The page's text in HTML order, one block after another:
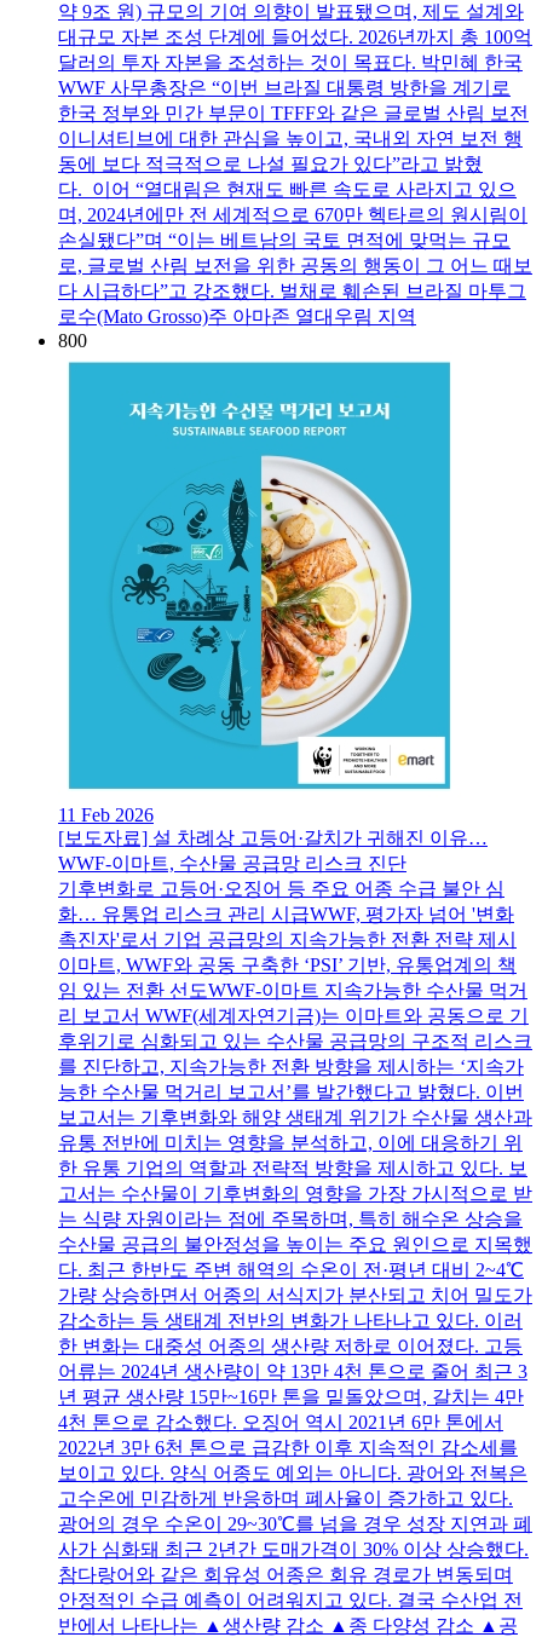
약 9조 원) 규모의 기여 의향이 발표됐으며, 제도 설계와
대규모 자본 조성 단계에 들어섰다. 2026년까지 총 100억
달러의 투자 자본을 조성하는 것이 목표다. 박민혜 한국
WWF 사무총장은 “이번 브라질 대통령 방한을 계기로
한국 정부와 민간 부문이 TFFF와 같은 글로벌 산림 보전
이니셔티브에 대한 관심을 높이고, 국내외 자연 보전 행
동에 보다 적극적으로 나설 필요가 있다”라고 밝혔
다. 이어 “열대림은 현재도 빠른 속도로 사라지고 있으
며, 2024년에만 전 세계적으로 670만 헥타르의 원시림이
손실됐다”며 “이는 베트남의 국토 면적에 맞먹는 규모
로, 글로벌 산림 보전을 위한 공동의 행동이 그 어느 때보
다 시급하다”고 강조했다. 벌채로 훼손된 브라질 마투그
로수(Mato Grosso)주 아마존 열대우림 지역
800
11 Feb 2026
[보도자료] 설 차례상 고등어·갈치가 귀해진 이유…
WWF-이마트, 수산물 공급망 리스크 진단
기후변화로 고등어·오징어 등 주요 어종 수급 불안 심
화… 유통업 리스크 관리 시급WWF, 평가자 넘어 '변화
촉진자'로서 기업 공급망의 지속가능한 전환 전략 제시
이마트, WWF와 공동 구축한 ‘PSI’ 기반, 유통업계의 책
임 있는 전환 선도WWF-이마트 지속가능한 수산물 먹거
리 보고서 WWF(세계자연기금)는 이마트와 공동으로 기
후위기로 심화되고 있는 수산물 공급망의 구조적 리스크
를 진단하고, 지속가능한 전환 방향을 제시하는 ‘지속가
능한 수산물 먹거리 보고서’를 발간했다고 밝혔다. 이번
보고서는 기후변화와 해양 생태계 위기가 수산물 생산과
유통 전반에 미치는 영향을 분석하고, 이에 대응하기 위
한 유통 기업의 역할과 전략적 방향을 제시하고 있다. 보
고서는 수산물이 기후변화의 영향을 가장 가시적으로 받
는 식량 자원이라는 점에 주목하며, 특히 해수온 상승을
수산물 공급의 불안정성을 높이는 주요 원인으로 지목했
다. 최근 한반도 주변 해역의 수온이 전·평년 대비 2~4℃
가량 상승하면서 어종의 서식지가 분산되고 치어 밀도가
감소하는 등 생태계 전반의 변화가 나타나고 있다. 이러
한 변화는 대중성 어종의 생산량 저하로 이어졌다. 고등
어류는 2024년 생산량이 약 13만 4천 톤으로 줄어 최근 3
년 평균 생산량 15만~16만 톤을 밑돌았으며, 갈치는 4만
4천 톤으로 감소했다. 오징어 역시 2021년 6만 톤에서
2022년 3만 6천 톤으로 급감한 이후 지속적인 감소세를
보이고 있다. 양식 어종도 예외는 아니다. 광어와 전복은
고수온에 민감하게 반응하며 폐사율이 증가하고 있다.
광어의 경우 수온이 29~30℃를 넘을 경우 성장 지연과 폐
사가 심화돼 최근 2년간 도매가격이 30% 이상 상승했다.
참다랑어와 같은 회유성 어종은 회유 경로가 변동되며
안정적인 수급 예측이 어려워지고 있다. 결국 수산업 전
반에서 나타나는 ▲생산량 감소 ▲종 다양성 감소 ▲공